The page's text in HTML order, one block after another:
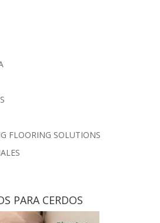
FLOORING SOLUTIONS
PARA CERDOS